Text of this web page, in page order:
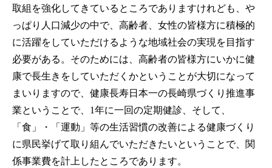
取組を強化してきているところでありますけれども、や
っぱり人口減少の中で、高齢者、女性の皆様方に積極的
に活躍をしていただけるような地域社会の実現を目指す
必要がある。そのためには、高齢者の皆様方にいかに健
康で長生きをしていただくかということが大切になって
まいりますので、健康長寿日本一の長崎県づくり推進事
業ということで、1年に一回の定期健診、そして、
「食」・「運動」等の生活習慣の改善による健康づくり
に県民挙げて取り組んでいただきたいということで、関
係事業費を計上したところであります。